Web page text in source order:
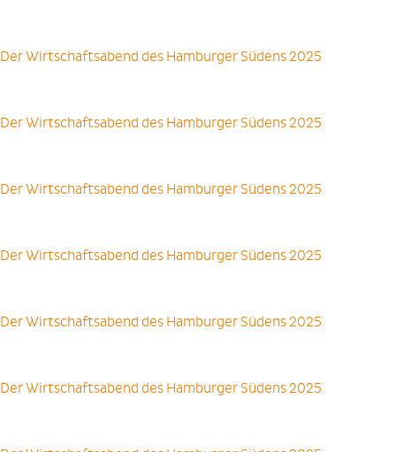
Der Wirtschaftsabend des Hamburger Südens 2025
Der Wirtschaftsabend des Hamburger Südens 2025
Der Wirtschaftsabend des Hamburger Südens 2025
Der Wirtschaftsabend des Hamburger Südens 2025
Der Wirtschaftsabend des Hamburger Südens 2025
Der Wirtschaftsabend des Hamburger Südens 2025